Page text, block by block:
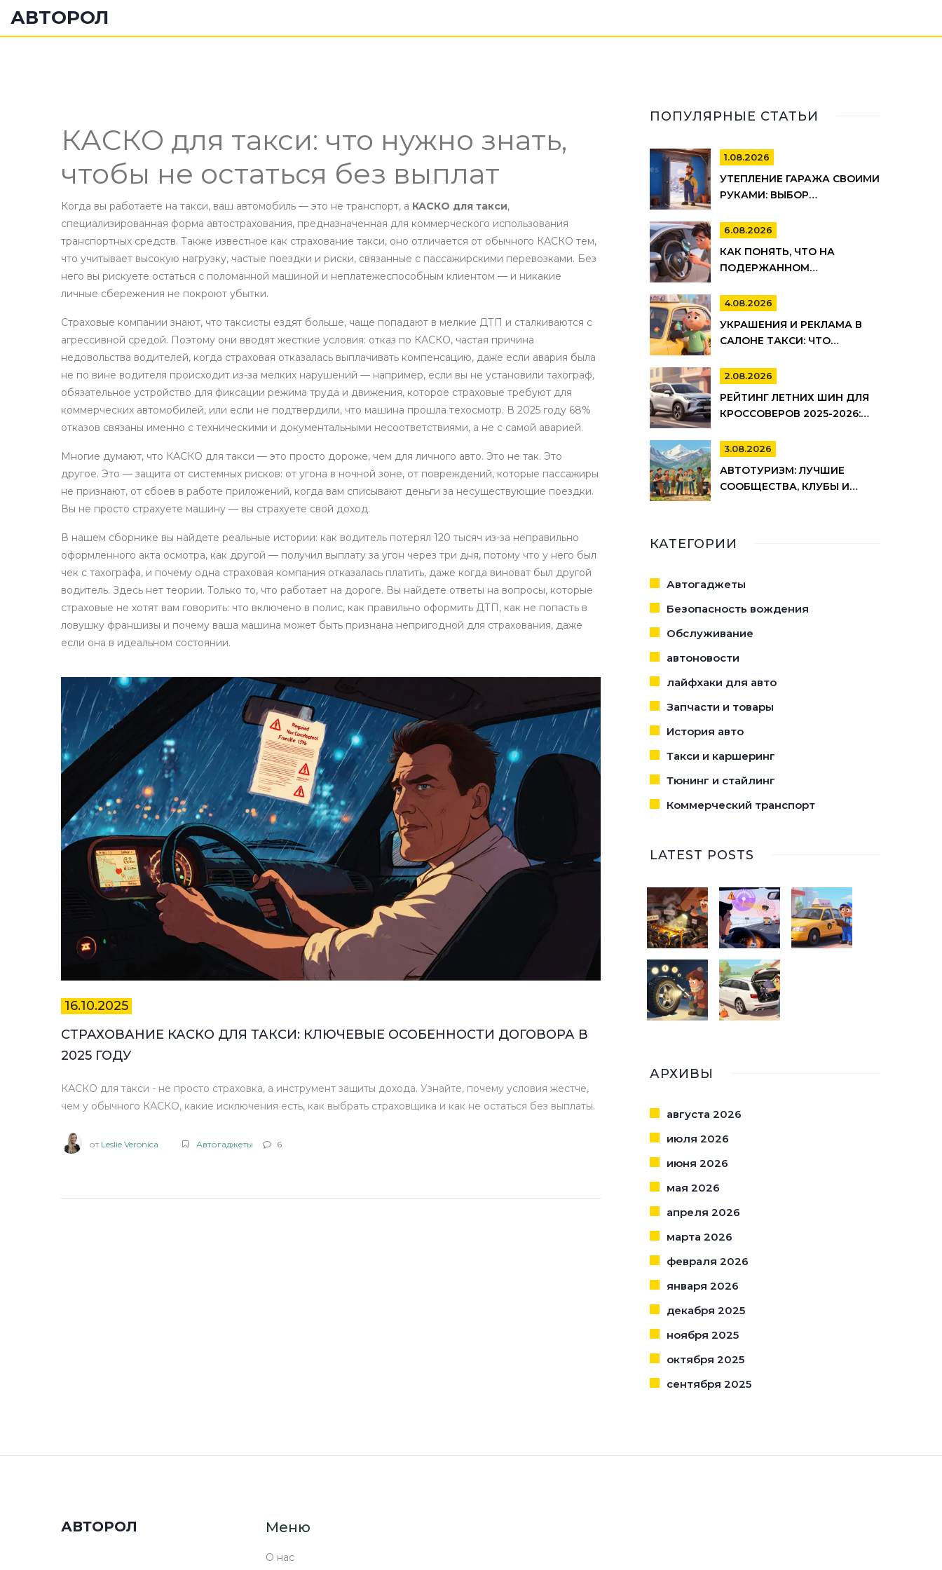
АВТОРОЛ
КАСКО для такси: что нужно знать,
чтобы не остаться без выплат
Когда вы работаете на такси, ваш автомобиль — это не транспорт, а КАСКО для такси,
специализированная форма автострахования, предназначенная для коммерческого использования
транспортных средств. Также известное как страхование такси, оно отличается от обычного КАСКО тем,
что учитывает высокую нагрузку, частые поездки и риски, связанные с пассажирскими перевозками. Без
него вы рискуете остаться с поломанной машиной и неплатежеспособным клиентом — и никакие
личные сбережения не покроют убытки.
Страховые компании знают, что таксисты ездят больше, чаще попадают в мелкие ДТП и сталкиваются с
агрессивной средой. Поэтому они вводят жесткие условия: отказ по КАСКО, частая причина
недовольства водителей, когда страховая отказалась выплачивать компенсацию, даже если авария была
не по вине водителя происходит из-за мелких нарушений — например, если вы не установили тахограф,
обязательное устройство для фиксации режима труда и движения, которое страховые требуют для
коммерческих автомобилей, или если не подтвердили, что машина прошла техосмотр. В 2025 году 68%
отказов связаны именно с техническими и документальными несоответствиями, а не с самой аварией.
Многие думают, что КАСКО для такси — это просто дороже, чем для личного авто. Это не так. Это
другое. Это — защита от системных рисков: от угона в ночной зоне, от повреждений, которые пассажиры
не признают, от сбоев в работе приложений, когда вам списывают деньги за несуществующие поездки.
Вы не просто страхуете машину — вы страхуете свой доход.
В нашем сборнике вы найдете реальные истории: как водитель потерял 120 тысяч из-за неправильно
оформленного акта осмотра, как другой — получил выплату за угон через три дня, потому что у него был
чек с тахографа, и почему одна страховая компания отказалась платить, даже когда виноват был другой
водитель. Здесь нет теории. Только то, что работает на дороге. Вы найдете ответы на вопросы, которые
страховые не хотят вам говорить: что включено в полис, как правильно оформить ДТП, как не попасть в
ловушку франшизы и почему ваша машина может быть признана непригодной для страхования, даже
если она в идеальном состоянии.
16.10.2025
СТРАХОВАНИЕ КАСКО ДЛЯ ТАКСИ: КЛЮЧЕВЫЕ ОСОБЕННОСТИ ДОГОВОРА В
2025 ГОДУ
КАСКО для такси - не просто страховка, а инструмент защиты дохода. Узнайте, почему условия жестче,
чем у обычного КАСКО, какие исключения есть, как выбрать страховщика и как не остаться без выплаты.
от Leslie Veronica Автогаджеты 6
ПОПУЛЯРНЫЕ СТАТЬИ
1.08.2026
УТЕПЛЕНИЕ ГАРАЖА СВОИМИ
РУКАМИ: ВЫБОР
ТЕХНОЛОГИЯ МОНТАЖА
6.08.2026
КАК ПОНЯТЬ, ЧТО НА
ПОДЕРЖАННОМ
ОДОМЕТР: 15 МАРКЕРОВ
4.08.2026
УКРАШЕНИЯ И РЕКЛАМА В
САЛОНЕ ТАКСИ: ЧТО
ПРАВИЛАМ ТАКСОПАРКОВ
2.08.2026
РЕЙТИНГ ЛЕТНИХ ШИН ДЛЯ
КРОССОВЕРОВ 2025-2026:
УПРАВЛЯЕМОСТЬ
3.08.2026
АВТОТУРИЗМ: ЛУЧШИЕ
СООБЩЕСТВА, КЛУБЫ И
КАТЕГОРИИ
Автогаджеты
Безопасность вождения
Обслуживание
автоновости
лайфхаки для авто
Запчасти и товары
История авто
Такси и каршеринг
Тюнинг и стайлинг
Коммерческий транспорт
LATEST POSTS
АРХИВЫ
августа 2026
июля 2026
июня 2026
мая 2026
апреля 2026
марта 2026
февраля 2026
января 2026
декабря 2025
ноября 2025
октября 2025
сентября 2025
АВТОРОЛ Меню
О нас